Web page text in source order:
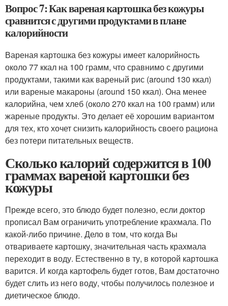
Вопрос 7: Как вареная картошка без кожуры
сравнится с другими продуктами в плане
калорийности
Вареная картошка без кожуры имеет калорийность
около 77 ккал на 100 грамм, что сравнимо с другими
продуктами, такими как вареный рис (around 130 ккал)
или вареные макароны (around 150 ккал). Она менее
калорийна, чем хлеб (около 270 ккал на 100 грамм) или
жареные продукты. Это делает её хорошим вариантом
для тех, кто хочет снизить калорийность своего рациона
без потери питательных веществ.
Сколько калорий содержится в 100
граммах вареной картошки без
кожуры
Прежде всего, это блюдо будет полезно, если доктор
прописал Вам ограничить употребление крахмала. По
какой-либо причине. Дело в том, что когда Вы
отвариваете картошку, значительная часть крахмала
переходит в воду. Естественно в ту, в которой картошка
варится. И когда картофель будет готов, Вам достаточно
будет слить из него воду, чтобы получилось полезное и
диетическое блюдо.